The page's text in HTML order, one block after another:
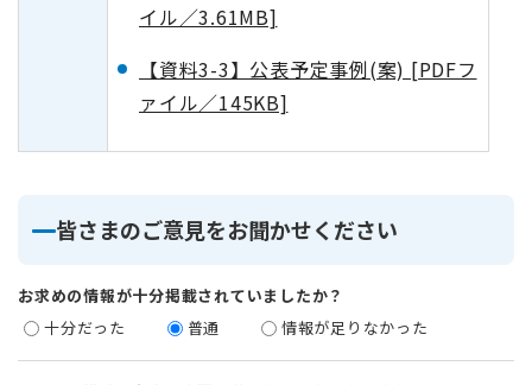
イル／3.61MB]
【資料3-3】公表予定事例(案) [PDFフ
ァイル／145KB]
皆さまのご意見をお聞かせください
お求めの情報が十分掲載されていましたか？
十分だった
普通 情報が足りなかった